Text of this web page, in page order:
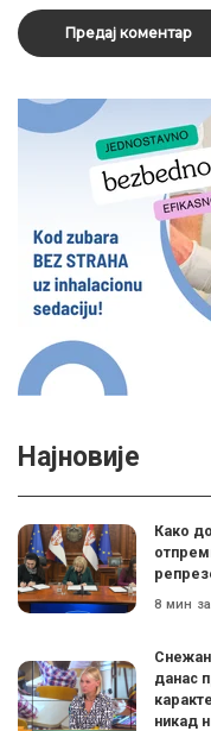
Најновије
Како
8 мин
данас
никад